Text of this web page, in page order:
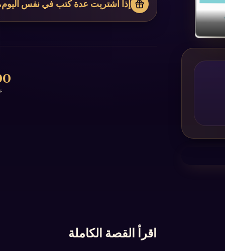
إذا اشتريت عدة كتب في نفس
اقرأ القصة الكاملة